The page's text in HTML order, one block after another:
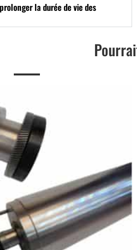
la durée de vie des